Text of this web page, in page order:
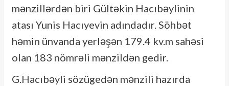
mənzillərdən biri Gültəkin Hacıbəylinin
atası Yunis Hacıyevin adındadır. Söhbət
həmin ünvanda yerləşən 179.4 kv.m sahəsi
olan 183 nömrəli mənzildən gedir.
G.Hacıbəyli sözügedən mənzili hazırda